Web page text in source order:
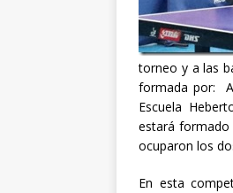
torneo y a las
formada por:
Escuela
estará formado
ocuparon los
En esta